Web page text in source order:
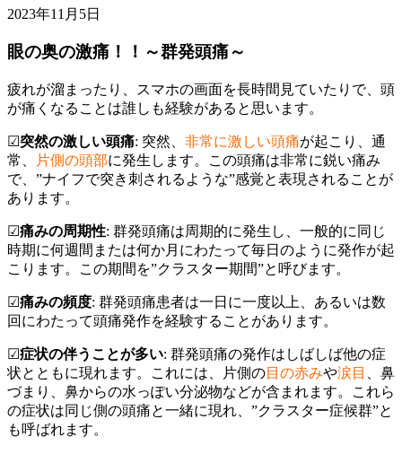
2023年11月5日
眼の奥の激痛！！～群発頭痛～
疲れが溜まったり、スマホの画面を長時間見ていたりで、頭
が痛くなることは誰しも経験があると思います。
☑︎突然の激しい頭痛: 突然、 非常に激しい頭痛が起こり、通
常、
片側の頭部に発生します。この頭痛は非常に鋭い痛み
で、”ナイフで突き刺されるような”感覚と表現されることが
あります。
☑︎痛みの周期性: 群発頭痛は周期的に発生し、一般的に同じ
時期に何週間または何か月にわたって毎日のように発作が起
こります。この期間を”クラスター期間”と呼びます。
☑︎痛みの頻度: 群発頭痛患者は一日に一度以上、あるいは数
回にわたって頭痛発作を経験することがあります。
☑︎症状の伴うことが多い: 群発頭痛の発作はしばしば他の症
状とともに現れます。これには、片側の目の赤みや涙目
、鼻
づまり、鼻からの水っぽい分泌物などが含まれます。これら
の症状は同じ側の頭痛と一緒に現れ、”クラスター症候群”と
も呼ばれます。